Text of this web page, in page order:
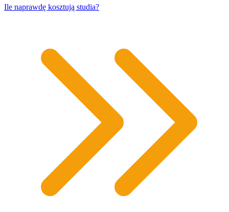
​Ile naprawdę kosztują studia?